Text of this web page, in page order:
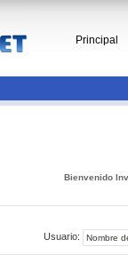
Principal
Bienvenido
Usuario: